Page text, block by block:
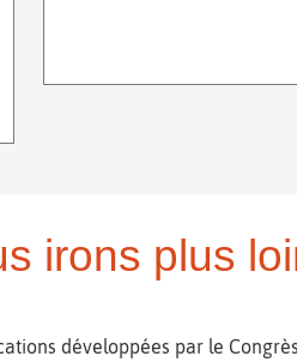
irons plus
développées par le